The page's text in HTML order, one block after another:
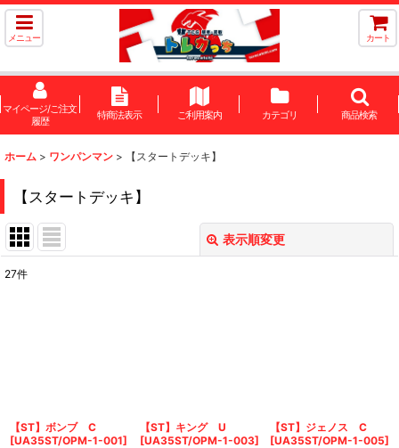
メニュー カート
マイページ/ご注文
履歴
特商法表示 ご利用案内 カテゴリ 商品検索
ホーム > ワンパンマン > 【スタートデッキ】
【スタートデッキ】
表示順変更
絞り込む
27件
【ST】ボンブ C
[UA35ST/OPM-1-001]
【ST】キング U
[UA35ST/OPM-1-003]
【ST】ジェノス C
[UA35ST/OPM-1-005]